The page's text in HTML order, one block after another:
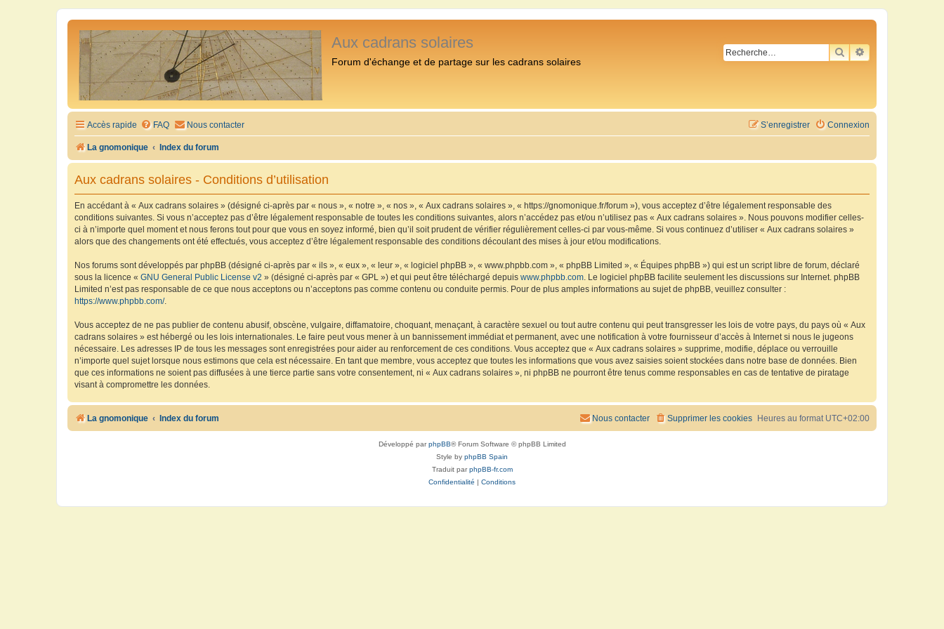
Aux cadrans solaires
Forum d'échange et de partage sur les cadrans solaires
RECHERCHER
RECHERCHE
Accès rapide FAQ Nous contacter Connexion
S’enregistrer
La gnomonique Index du forum
Aux cadrans solaires - Conditions d’utilisation
En accédant à « Aux cadrans solaires » (désigné ci-après par « nous », « notre », « nos », « Aux cadrans solaires », « https://gnomonique.fr/forum »), vous acceptez d’être légalement responsable des
conditions suivantes. Si vous n’acceptez pas d’être légalement responsable de toutes les conditions suivantes, alors n’accédez pas et/ou n’utilisez pas « Aux cadrans solaires ». Nous pouvons modifier celles-
ci à n’importe quel moment et nous ferons tout pour que vous en soyez informé, bien qu’il soit prudent de vérifier régulièrement celles-ci par vous-même. Si vous continuez d’utiliser « Aux cadrans solaires »
alors que des changements ont été effectués, vous acceptez d’être légalement responsable des conditions découlant des mises à jour et/ou modifications.
Nos forums sont développés par phpBB (désigné ci-après par « ils », « eux », « leur », « logiciel phpBB », « www.phpbb.com », « phpBB Limited », « Équipes phpBB ») qui est un script libre de forum, déclaré
sous la licence « GNU General Public License v2 » (désigné ci-après par « GPL ») et qui peut être téléchargé depuis www.phpbb.com. Le logiciel phpBB facilite seulement les discussions sur Internet. phpBB
Limited n’est pas responsable de ce que nous acceptons ou n’acceptons pas comme contenu ou conduite permis. Pour de plus amples informations au sujet de phpBB, veuillez consulter :
https://www.phpbb.com/.
Vous acceptez de ne pas publier de contenu abusif, obscène, vulgaire, diffamatoire, choquant, menaçant, à caractère sexuel ou tout autre contenu qui peut transgresser les lois de votre pays, du pays où « Aux
cadrans solaires » est hébergé ou les lois internationales. Le faire peut vous mener à un bannissement immédiat et permanent, avec une notification à votre fournisseur d’accès à Internet si nous le jugeons
nécessaire. Les adresses IP de tous les messages sont enregistrées pour aider au renforcement de ces conditions. Vous acceptez que « Aux cadrans solaires » supprime, modifie, déplace ou verrouille
n’importe quel sujet lorsque nous estimons que cela est nécessaire. En tant que membre, vous acceptez que toutes les informations que vous avez saisies soient stockées dans notre base de données. Bien
que ces informations ne soient pas diffusées à une tierce partie sans votre consentement, ni « Aux cadrans solaires », ni phpBB ne pourront être tenus comme responsables en cas de tentative de piratage
visant à compromettre les données.
La gnomonique Index du forum Heures au format UTC+02:00
Supprimer les cookies
Nous contacter
Développé parphpBB® Forum Software © phpBB Limited
Style by phpBB Spain
Traduit parphpBB-fr.com
Confidentialité
Conditions